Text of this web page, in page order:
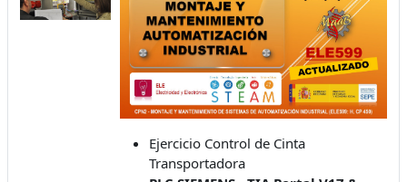
Ejercicio Control de Cinta
Transportadora